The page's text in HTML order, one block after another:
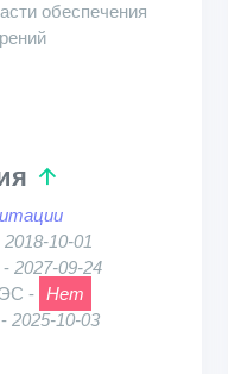
обеспечения
2018-10-01
- 2027-09-24
- Нет
2025-10-03